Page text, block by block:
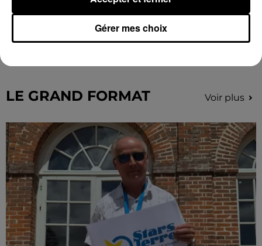
Des tentatives de fraudes à Mainvilliers
informations personnelles.
LE GRAND FORMAT Voir plus
Gérer mes choix